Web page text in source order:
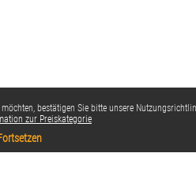
bestätigen Sie bitte unsere
zur Preiskategorie